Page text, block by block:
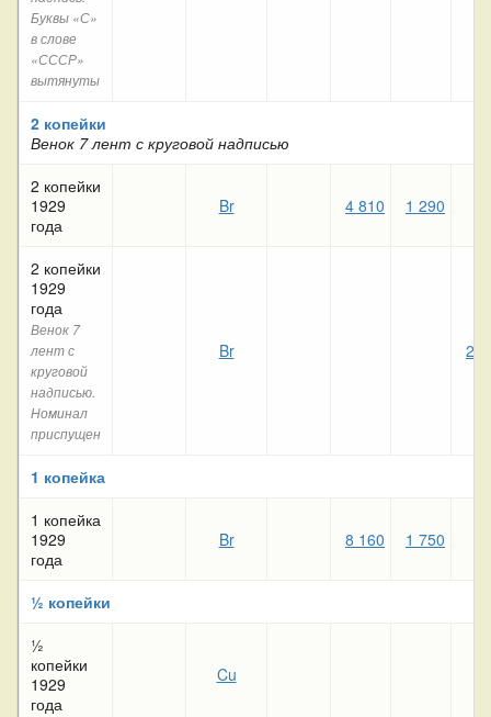
Буквы «С»
в слове
«СССР»
вытянуты
2 копейки
Венок 7 лент с круговой надписью
2 копейки
1929
года
Br 4 810 1 290
2 копейки
1929
года
Венок 7
лент с
круговой
надписью.
Номинал
приспущен
Br 2
1 копейка
1 копейка
1929
года
Br 8 160 1 750
½ копейки
½
копейки
1929
года
Cu